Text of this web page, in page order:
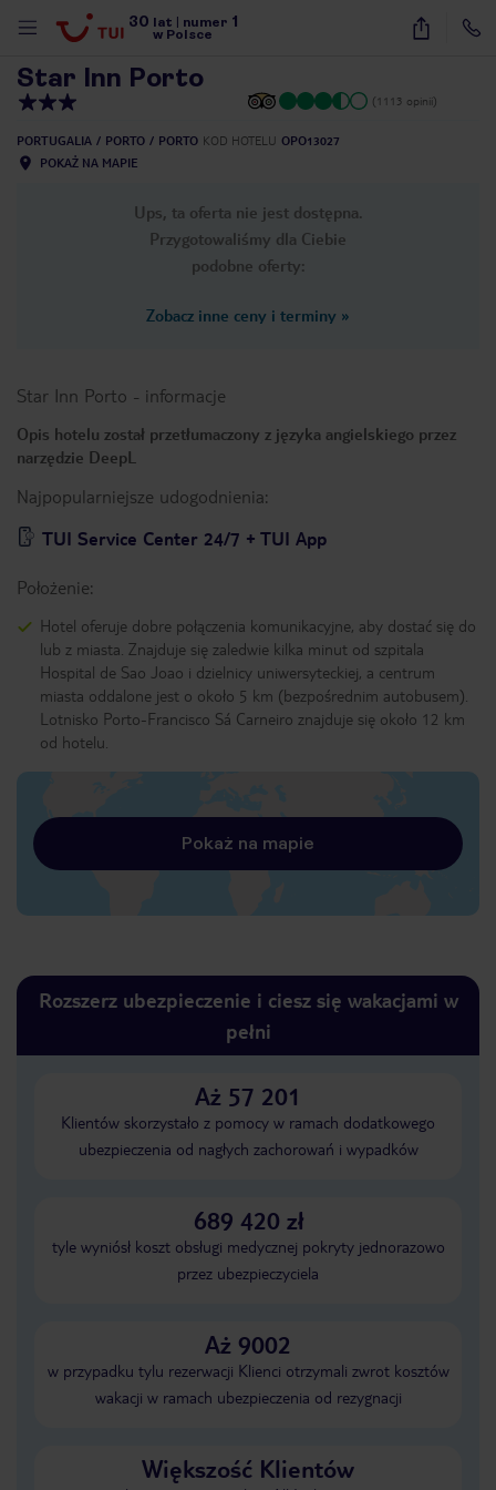
30 lat numer 1
w Polsce
26
Star Inn Porto
(1113 opinii)
PORTUGALIA PORTO PORTO KOD HOTELU OPO13027
POKAŻ NA MAPIE
Ups, ta oferta nie jest dostępna.
Przygotowaliśmy dla Ciebie
podobne oferty:
Zobacz inne ceny i terminy »
Star Inn Porto - informacje
Opis hotelu został przetłumaczony z języka angielskiego przez
narzędzie DeepL
Najpopularniejsze udogodnienia:
TUI Service Center 24/7 + TUI App
Położenie:
Hotel oferuje dobre połączenia komunikacyjne, aby dostać się do
lub z miasta. Znajduje się zaledwie kilka minut od szpitala
Hospital de Sao Joao i dzielnicy uniwersyteckiej, a centrum
miasta oddalone jest o około 5 km (bezpośrednim autobusem).
Lotnisko Porto-Francisco Sá Carneiro znajduje się około 12 km
od hotelu.
Pokaż na mapie
Rozszerz ubezpieczenie i ciesz się wakacjami w
pełni
Aż 57 201
Klientów skorzystało z pomocy w ramach dodatkowego
ubezpieczenia od nagłych zachorowań i wypadków
689 420 zł
tyle wyniósł koszt obsługi medycznej pokryty jednorazowo
przez ubezpieczyciela
Aż 9002
w przypadku tylu rezerwacji Klienci otrzymali zwrot kosztów
wakacji w ramach ubezpieczenia od rezygnacji
Większość Klientów